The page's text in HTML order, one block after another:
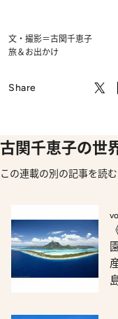
文・撮影＝古関千恵子
旅＆お出かけ
Share
古関千恵子の世
この連載の別の記事を読む